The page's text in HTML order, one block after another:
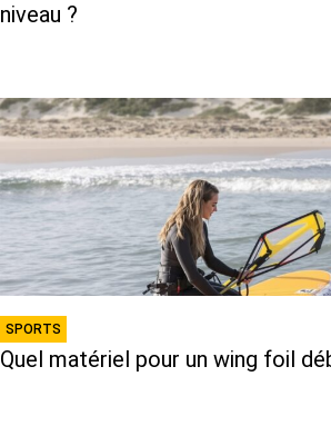
niveau ?
SPORTS
Quel matériel pour un wing foil